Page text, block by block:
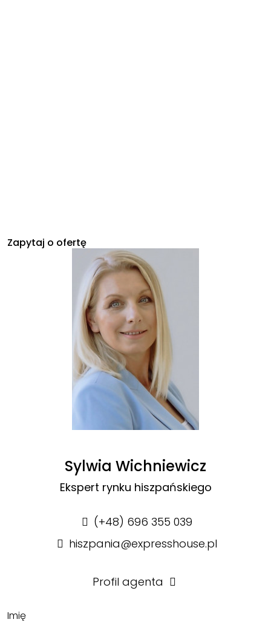
Zapytaj o ofertę
Sylwia Wichniewicz
Ekspert rynku hiszpańskiego
(+48) 696 355 039
hiszpania@expresshouse.pl
Profil agenta
Imię